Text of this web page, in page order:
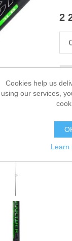
2
Cookies help us
using our services,
Learn